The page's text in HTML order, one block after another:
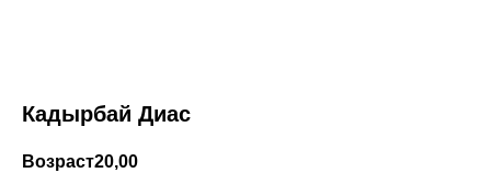
Кадырбай Диас
Возраст20,00